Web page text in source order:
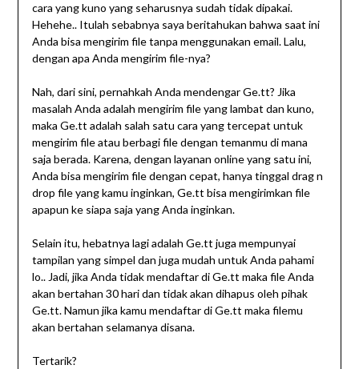
cara yang kuno yang seharusnya sudah tidak dipakai.
Hehehe.. Itulah sebabnya saya beritahukan bahwa saat ini
Anda bisa mengirim file tanpa menggunakan email. Lalu,
dengan apa Anda mengirim file-nya?
Nah, dari sini, pernahkah Anda mendengar Ge.tt? Jika
masalah Anda adalah mengirim file yang lambat dan kuno,
maka Ge.tt adalah salah satu cara yang tercepat untuk
mengirim file atau berbagi file dengan temanmu di mana
saja berada. Karena, dengan layanan online yang satu ini,
Anda bisa mengirim file dengan cepat, hanya tinggal drag n
drop file yang kamu inginkan, Ge.tt bisa mengirimkan file
apapun ke siapa saja yang Anda inginkan.
Selain itu, hebatnya lagi adalah Ge.tt juga mempunyai
tampilan yang simpel dan juga mudah untuk Anda pahami
lo.. Jadi, jika Anda tidak mendaftar di Ge.tt maka file Anda
akan bertahan 30 hari dan tidak akan dihapus oleh pihak
Ge.tt. Namun jika kamu mendaftar di Ge.tt maka filemu
akan bertahan selamanya disana.
Tertarik?